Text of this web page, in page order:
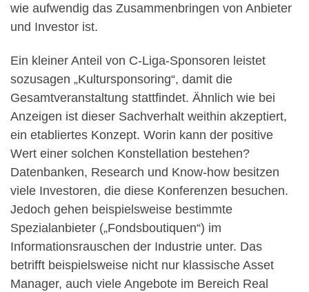
wie aufwendig das Zusammenbringen von Anbieter
und Investor ist.
Ein kleiner Anteil von C-Liga-Sponsoren leistet
sozusagen „Kultursponsoring“, damit die
Gesamtveranstaltung stattfindet. Ähnlich wie bei
Anzeigen ist dieser Sachverhalt weithin akzeptiert,
ein etabliertes Konzept. Worin kann der positive
Wert einer solchen Konstellation bestehen?
Datenbanken, Research und Know-how besitzen
viele Investoren, die diese Konferenzen besuchen.
Jedoch gehen beispielsweise bestimmte
Spezialanbieter („Fondsboutiquen“) im
Informationsrauschen der Industrie unter. Das
betrifft beispielsweise nicht nur klassische Asset
Manager, auch viele Angebote im Bereich Real